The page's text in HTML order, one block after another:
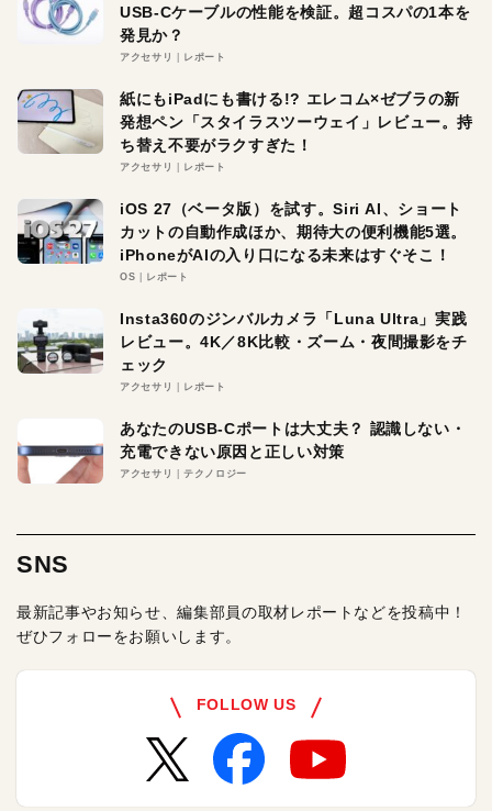
USB-Cケーブルの性能を検証。超コスパの1本を
発見か？
アクセサリ レポート
紙にもiPadにも書ける!? エレコム×ゼブラの新
発想ペン「スタイラスツーウェイ」レビュー。持
ち替え不要がラクすぎた！
アクセサリ レポート
iOS 27（ベータ版）を試す。Siri AI、ショート
カットの自動作成ほか、期待大の便利機能5選。
iPhoneがAIの入り口になる未来はすぐそこ！
OS レポート
Insta360のジンバルカメラ「Luna Ultra」実践
レビュー。4K／8K比較・ズーム・夜間撮影をチ
ェック
アクセサリ レポート
あなたのUSB-Cポートは大丈夫？ 認識しない・
充電できない原因と正しい対策
アクセサリ テクノロジー
SNS
最新記事やお知らせ、編集部員の取材レポートなどを投稿中！
ぜひフォローをお願いします。
FOLLOW US